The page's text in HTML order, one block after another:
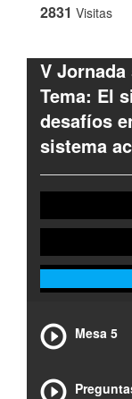
2831 Visitas
V
Tema: El
desafíos
sistema
Mesa 5